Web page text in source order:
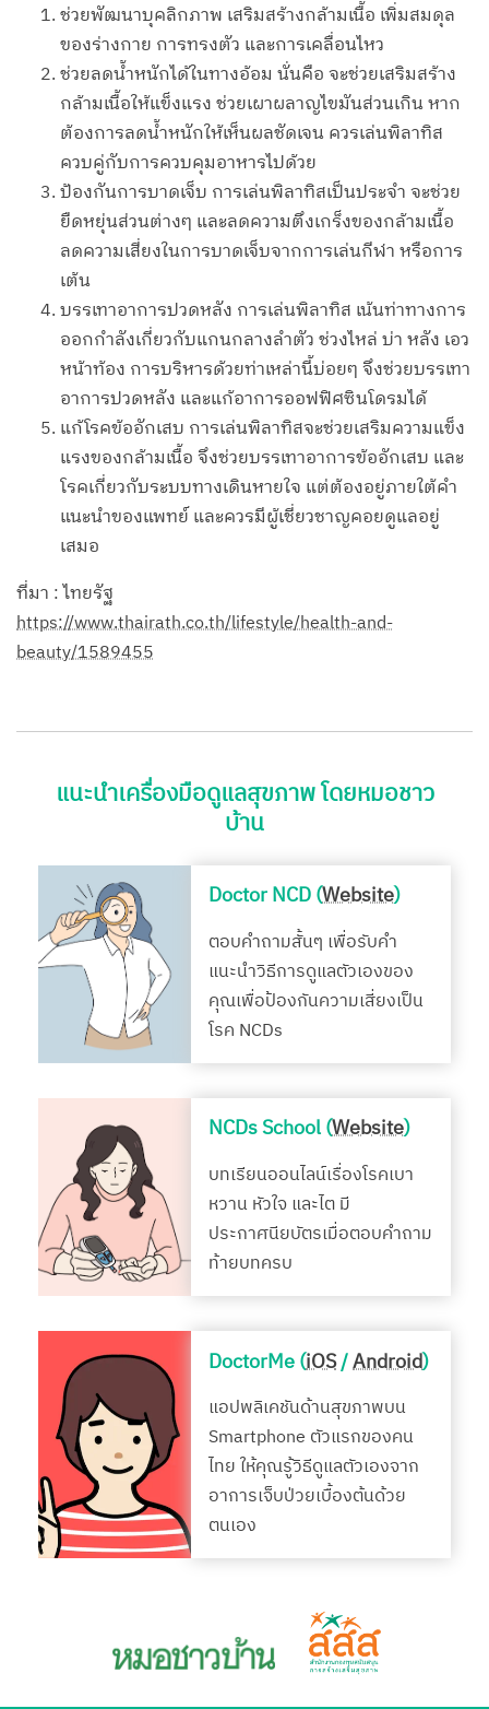
ช่วยพัฒนาบุคลิกภาพ เสริมสร้างกล้ามเนื้อ เพิ่มสมดุล
ของร่างกาย การทรงตัว และการเคลื่อนไหว
ช่วยลดน้ำหนักได้ในทางอ้อม นั่นคือ จะช่วยเสริมสร้าง
กล้ามเนื้อให้แข็งแรง ช่วยเผาผลาญไขมันส่วนเกิน หาก
ต้องการลดน้ำหนักให้เห็นผลชัดเจน ควรเล่นพิลาทิส
ควบคู่กับการควบคุมอาหารไปด้วย
ป้องกันการบาดเจ็บ การเล่นพิลาทิสเป็นประจำ จะช่วย
ยืดหยุ่นส่วนต่างๆ และลดความตึงเกร็งของกล้ามเนื้อ
ลดความเสี่ยงในการบาดเจ็บจากการเล่นกีฬา หรือการ
เต้น
บรรเทาอาการปวดหลัง การเล่นพิลาทิส เน้นท่าทางการ
ออกกำลังเกี่ยวกับแกนกลางลำตัว ช่วงไหล่ บ่า หลัง เอว
หน้าท้อง การบริหารด้วยท่าเหล่านี้บ่อยๆ จึงช่วยบรรเทา
อาการปวดหลัง และแก้อาการออฟฟิศซินโดรมได้
แก้โรคข้ออักเสบ การเล่นพิลาทิสจะช่วยเสริมความแข็ง
แรงของกล้ามเนื้อ จึงช่วยบรรเทาอาการข้ออักเสบ และ
โรคเกี่ยวกับระบบทางเดินหายใจ แต่ต้องอยู่ภายใต้คำ
แนะนำของแพทย์ และควรมีผู้เชี่ยวชาญคอยดูแลอยู่
เสมอ
ที่มา : ไทยรัฐ
https://www.thairath.co.th/lifestyle/health-and-
beauty/1589455
แนะนำเครื่องมือดูแลสุขภาพ โดยหมอชาว
บ้าน
Doctor NCD (Website)
ตอบคำถามสั้นๆ เพื่อรับคำ
แนะนำวิธีการดูแลตัวเองของ
คุณเพื่อป้องกันความเสี่ยงเป็น
โรค NCDs
NCDs School (Website)
บทเรียนออนไลน์เรื่องโรคเบา
หวาน หัวใจ และไต มี
ประกาศนียบัตรเมื่อตอบคำถาม
ท้ายบทครบ
DoctorMe (iOS/Android)
แอปพลิเคชันด้านสุขภาพบน
Smartphone ตัวแรกของคน
ไทย ให้คุณรู้วิธีดูแลตัวเองจาก
อาการเจ็บป่วยเบื้องต้นด้วย
ตนเอง